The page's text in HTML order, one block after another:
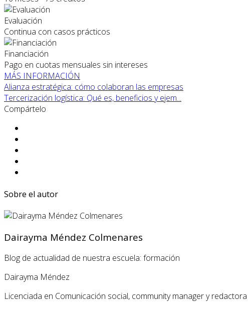
Evaluación
Continua con casos prácticos
Financiación
Pago en cuotas mensuales sin intereses
MÁS INFORMACIÓN
Alianza estratégica: cómo colaboran las empresas
Tercerización logística: Qué es, beneficios y ejem...
Compártelo
Sobre el autor
Dairayma Méndez Colmenares
Blog de actualidad de nuestra escuela: formación
Dairayma Méndez
Licenciada en Comunicación social, community manager y redactora